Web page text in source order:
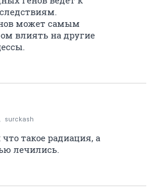
может самым
влиять на другие
surckash
такое радиация, а
лечились.